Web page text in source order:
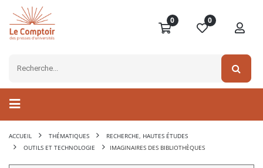
0 0
ACCUEIL THÉMATIQUES
RECHERCHE, HAUTES ÉTUDES
OUTILS ET TECHNOLOGIE
IMAGINAIRES DES BIBLIOTHÈQUES